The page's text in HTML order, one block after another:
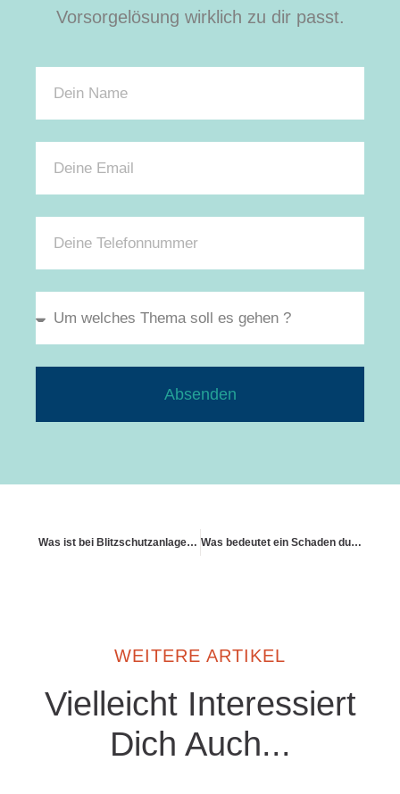
Vorsorgelösung wirklich zu dir passt.
Absenden
Was ist bei Blitzschutzanlagen zu beachten? Was bedeutet ein Schaden durch Altbausanierung
WEITERE ARTIKEL
Vielleicht Interessiert
Dich Auch...